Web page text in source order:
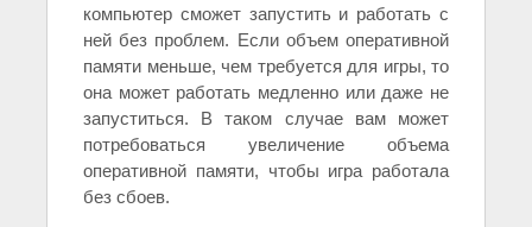
компьютер сможет запустить и работать с
ней без проблем. Если объем оперативной
памяти меньше, чем требуется для игры, то
она может работать медленно или даже не
запуститься. В таком случае вам может
потребоваться увеличение объема
оперативной памяти, чтобы игра работала
без сбоев.